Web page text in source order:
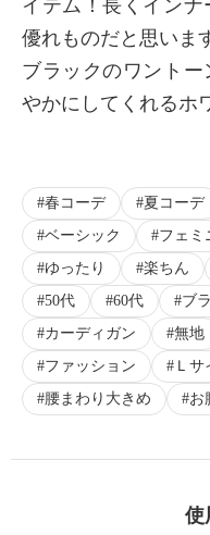
イテム！長くイン
優れものだと思いま
ブラックのワント
やかにしてくれるホ
春コーデ 夏コーデ
ベーシック
フェミ
ゆったり
楽ちん
50代
60代 ブ
カーディガン
無地
ファッション
Ｌサ
腰まわり大きめ
お
使